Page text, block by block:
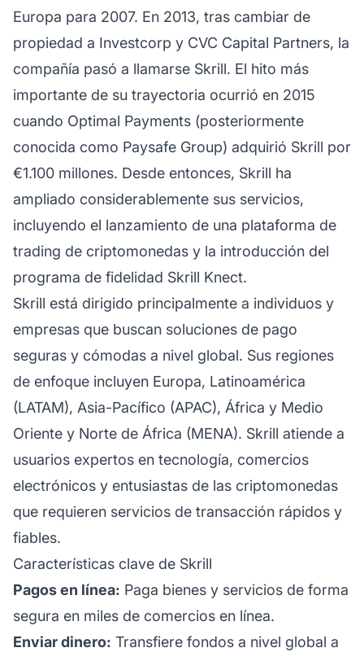
Europa para 2007. En 2013, tras cambiar de
propiedad a Investcorp y CVC Capital Partners, la
compañía pasó a llamarse Skrill. El hito más
importante de su trayectoria ocurrió en 2015
cuando Optimal Payments (posteriormente
conocida como Paysafe Group) adquirió Skrill por
€1.100 millones. Desde entonces, Skrill ha
ampliado considerablemente sus servicios,
incluyendo el lanzamiento de una plataforma de
trading de criptomonedas y la introducción del
programa de fidelidad Skrill Knect.
Skrill está dirigido principalmente a individuos y
empresas que buscan soluciones de pago
seguras y cómodas a nivel global. Sus regiones
de enfoque incluyen Europa, Latinoamérica
(LATAM), Asia-Pacífico (APAC), África y Medio
Oriente y Norte de África (MENA). Skrill atiende a
usuarios expertos en tecnología, comercios
electrónicos y entusiastas de las criptomonedas
que requieren servicios de transacción rápidos y
fiables.
Características clave de Skrill
Pagos en línea: Paga bienes y servicios de forma
segura en miles de comercios en línea.
Enviar dinero: Transfiere fondos a nivel global a